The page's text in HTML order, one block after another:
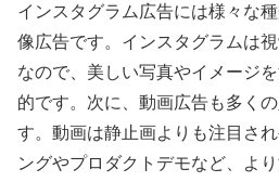
インスタグラム広告には様々な
像広告です。インスタグラムは
なので、美しい写真やイメージ
的です。次に、動画広告も多く
す。動画は静止画よりも注目さ
ングやプロダクトデモなど、よ